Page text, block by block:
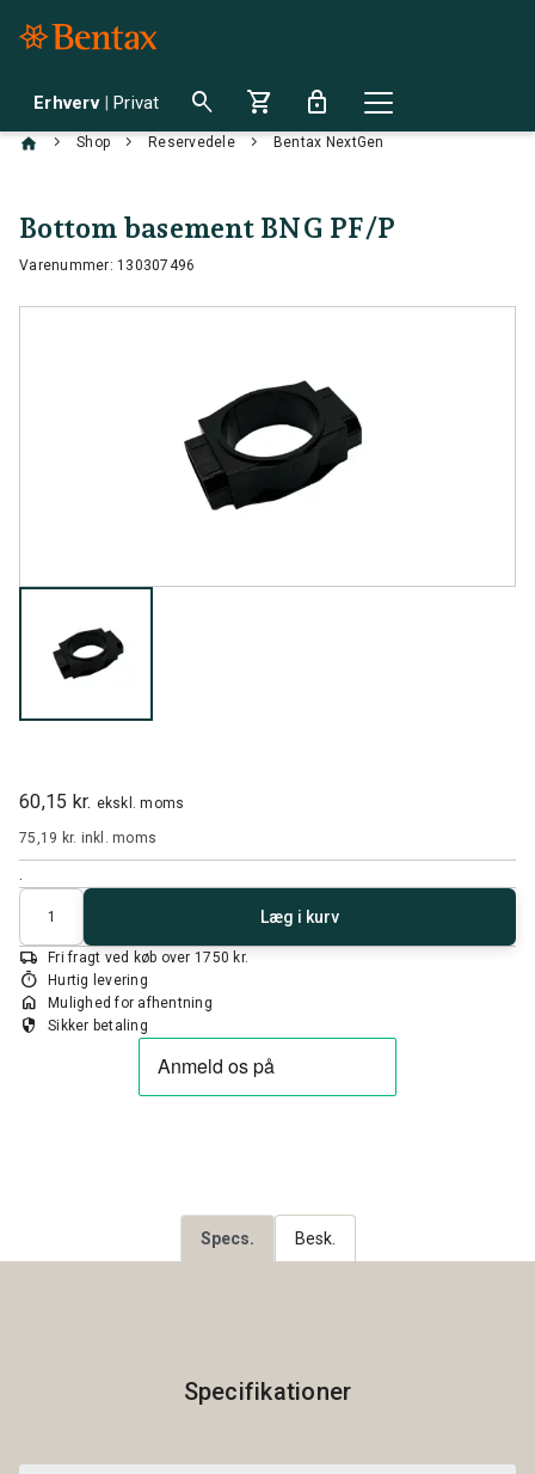
Erhverv | Privat search shopping_cart lock
chevron_right Shop chevron_right Reservedele chevron_right Bentax NextGen
Bottom basement BNG PF/P
Varenummer: 130307496
60,15 kr. ekskl. moms
75,19 kr. inkl. moms
Antal
Læg i kurv
local_shipping Fri fragt ved køb over 1750 kr.
timer Hurtig levering
home Mulighed for afhentning
security Sikker betaling
Specs. Besk.
Specifikationer